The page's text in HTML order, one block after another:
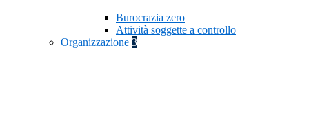
Burocrazia zero
Attività soggette a controllo
Organizzazione 3